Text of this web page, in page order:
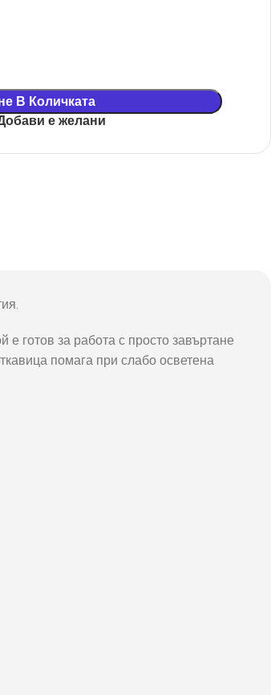
В Количката
е желани
готов за работа с просто завъртане
помага при слабо осветена